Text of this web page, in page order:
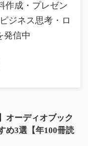
作成・プレゼン
ジネス思考・ロ
発信中
オーディオブック
め3選【年100冊読